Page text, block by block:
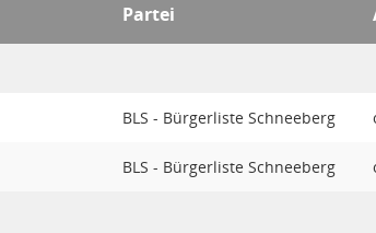
Partei
BLS - Bürgerliste Schneeberg
BLS - Bürgerliste Schneeberg